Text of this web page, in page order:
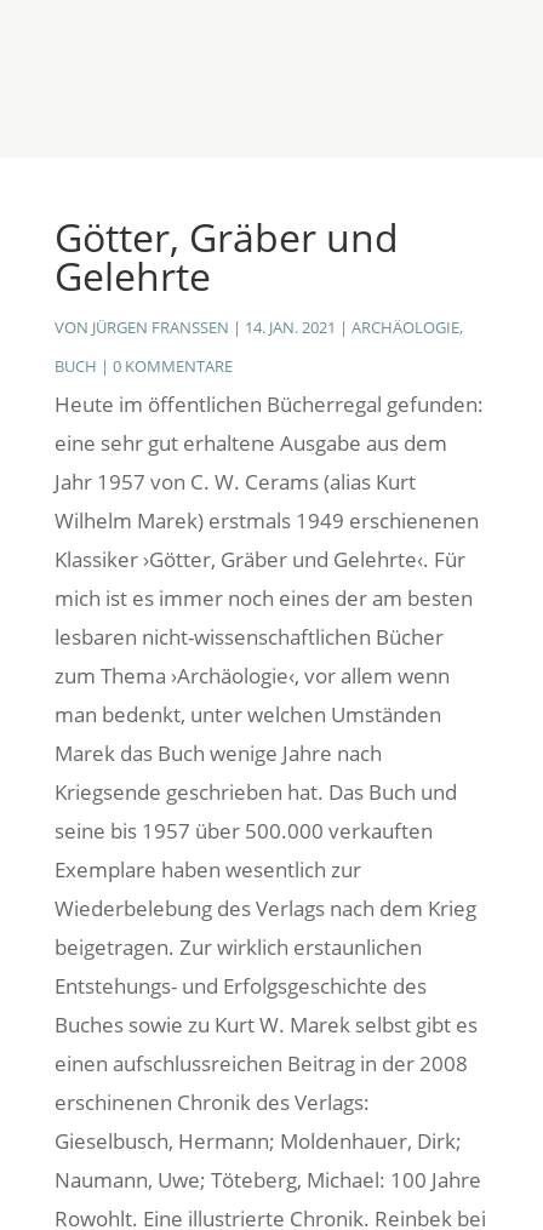
Götter, Gräber und
Gelehrte
VON JÜRGEN FRANSSEN | 14. JAN. 2021 | ARCHÄOLOGIE,
BUCH | 0 KOMMENTARE
Heute im öffentlichen Bücherregal gefunden:
eine sehr gut erhaltene Ausgabe aus dem
Jahr 1957 von C. W. Cerams (alias Kurt
Wilhelm Marek) erstmals 1949 erschienenen
Klassiker ›Götter, Gräber und Gelehrte‹. Für
mich ist es immer noch eines der am besten
lesbaren nicht-wissenschaftlichen Bücher
zum Thema ›Archäologie‹, vor allem wenn
man bedenkt, unter welchen Umständen
Marek das Buch wenige Jahre nach
Kriegsende geschrieben hat. Das Buch und
seine bis 1957 über 500.000 verkauften
Exemplare haben wesentlich zur
Wiederbelebung des Verlags nach dem Krieg
beigetragen. Zur wirklich erstaunlichen
Entstehungs- und Erfolgsgeschichte des
Buches sowie zu Kurt W. Marek selbst gibt es
einen aufschlussreichen Beitrag in der 2008
erschinenen Chronik des Verlags:
Gieselbusch, Hermann; Moldenhauer, Dirk;
Naumann, Uwe; Töteberg, Michael: 100 Jahre
Rowohlt. Eine illustrierte Chronik. Reinbek bei